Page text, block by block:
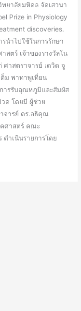
ยาลัยมหิดล จัดเสวนา
Prize in Physiology
discoveries.
นำไปใช้ในการรักษา
สตร์ เจ้าของรางวัลโน
ศาสตราจารย์ เดวิด จู
ด็ม พาทาพูเที่ยน
ารรับอุณหภูมิและสัมผัส
ด โดยมี ผู้ช่วย
จารย์ ดร.อธิคุณ
ศาสตร์ คณะ
ำเนินรายการโดย